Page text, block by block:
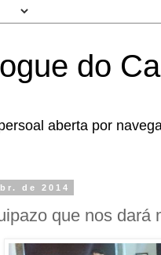
do
aberta por
de 2014
que nos dará